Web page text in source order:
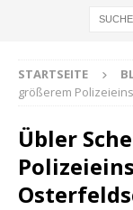
STARTSEITE
größerem
Übler